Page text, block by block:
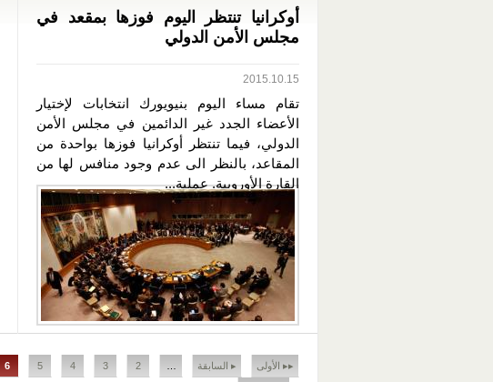
أوكرانيا تنتظر اليوم فوزها بمقعد في
مجلس الأمن الدولي
2015.10.15
تقام مساء اليوم بنيويورك انتخابات لإختيار
الأعضاء الجدد غير الدائمين في مجلس الأمن
الدولي، فيما تنتظر أوكرانيا فوزها بواحدة من
المقاعد، بالنظر الى عدم وجود منافس لها من
القارة الأوروبية. عملية...
الصفحات
▸▸ الأولى ▸ السابقة 2
3
4
5
6